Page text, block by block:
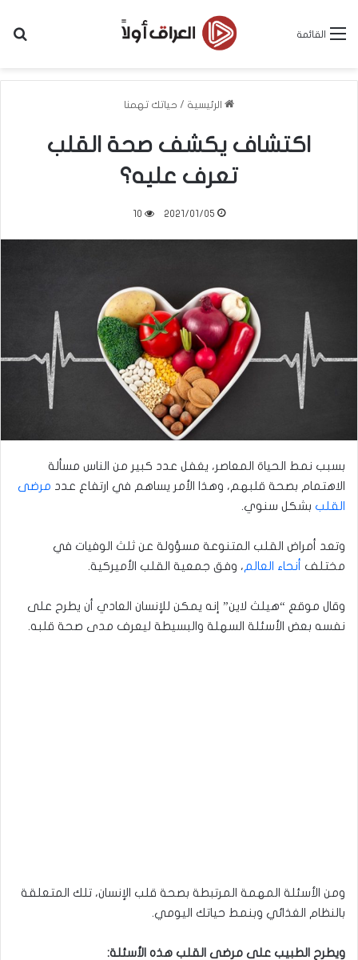
القائمة
الرئيسية / حياتك تهمنا
اكتشاف يكشف صحة القلب
تعرف عليه؟
2021/01/05
10
بسبب نمط الحياة المعاصر، يغفل عدد كبير من الناس مسألة
الاهتمام بصحة قلبهم، وهذا الأمر يساهم في ارتفاع عدد مرضى
القلب بشكل سنوي.
وتعد أمراض القلب المتنوعة مسؤولة عن ثلث الوفيات في
مختلف
أنحاء العالم ، وفق جمعية القلب الأميركية.
وقال موقع “هيلث لاين” إنه يمكن للإنسان العادي أن يطرح على
نفسه بعض الأسئلة السهلة والبسيطة ليعرف مدى صحة قلبه.
ومن الأسئلة المهمة المرتبطة بصحة قلب الإنسان، تلك المتعلقة
بالنظام الغذائي وبنمط حياتك اليومي.
ويطرح الطبيب على مرضى القلب هذه الأسئلة: